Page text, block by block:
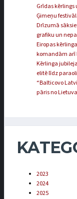
Grīdas
Ģimeņu
Drīzumā
grafiku un
Eiropas
komandām arī
Kērlinga
elitē līdz
“Balticovo
pāris no
2023
2024
2025